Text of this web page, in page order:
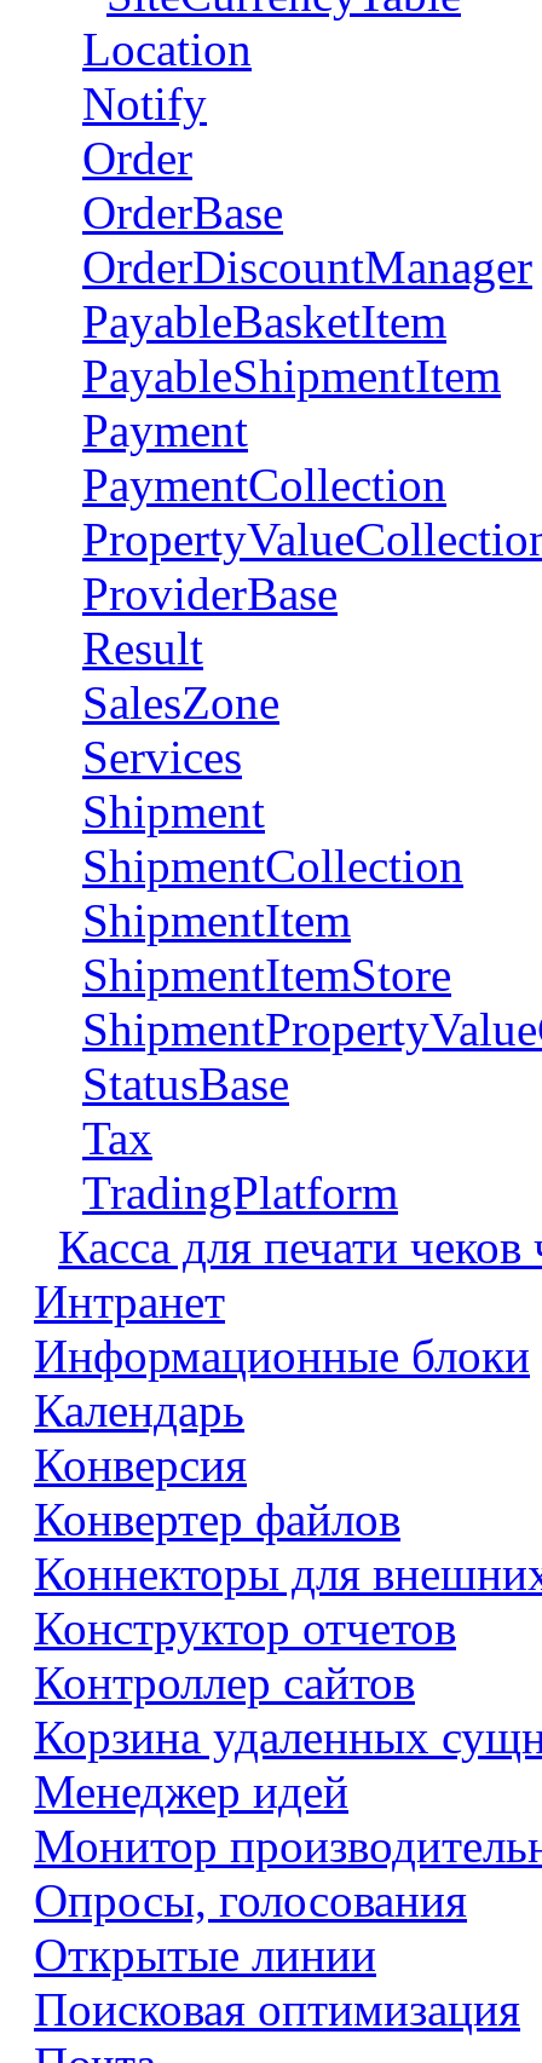
Location
Notify
Order
OrderBase
OrderDiscountManager
PayableBasketItem
PayableShipmentItem
Payment
PaymentCollection
ProviderBase
Result
SalesZone
Services
Shipment
ShipmentCollection
ShipmentItem
ShipmentItemStore
StatusBase
Tax
TradingPlatform
Касса для печати
Интранет
Информационные блоки
Календарь
Конверсия
Конвертер файлов
Коннекторы для
Конструктор отчетов
Контроллер сайтов
Корзина удаленных
Менеджер идей
Монитор
Опросы, голосования
Открытые линии
Поисковая оптимизация